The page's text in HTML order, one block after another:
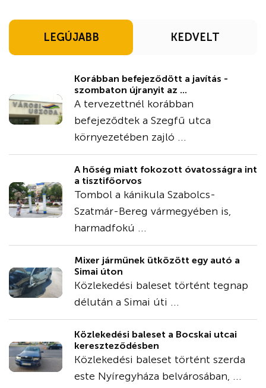
LEGÚJABB KEDVELT
Korábban befejeződött a javítás -
szombaton újranyit az ...
A tervezettnél korábban
befejeződtek a Szegfű utca
környezetében zajló ...
A hőség miatt fokozott óvatosságra int
a tisztifőorvos
Tombol a kánikula Szabolcs-
Szatmár-Bereg vármegyében is,
harmadfokú ...
Mixer járműnek ütközött egy autó a
Simai úton
Közlekedési baleset történt tegnap
délután a Simai úti ...
Közlekedési baleset a Bocskai utcai
kereszteződésben
Közlekedési baleset történt szerda
este Nyíregyháza belvárosában, ...